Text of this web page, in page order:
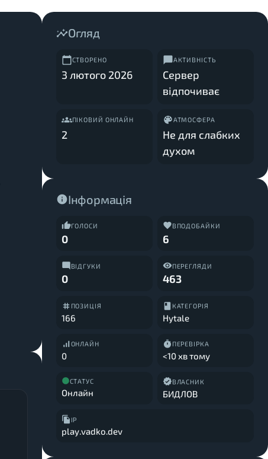
Огляд
СТВОРЕНО
3 лютого 2026
АКТИВНІСТЬ
Сервер
відпочиває
ПІКОВИЙ ОНЛАЙН
2
АТМОСФЕРА
Не для слабких
духом
Інформація
ГОЛОСИ
0
ВПОДОБАЙКИ
6
ВІДГУКИ
0
ПЕРЕГЛЯДИ
463
ПОЗИЦІЯ
166
КАТЕГОРІЯ
Hytale
ОНЛАЙН
0
ПЕРЕВІРКА
<10 хв тому
СТАТУС
Онлайн
ВЛАСНИК
БИДЛОВ
IP
play.vadko.dev